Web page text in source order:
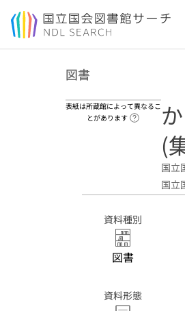
本文へ移動
図書
表紙は所蔵館によって異なるこ
とがあります
ヘルプ
(
国立
国立
資料種別
図書
資料形態